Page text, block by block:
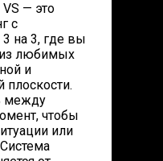
— это
с
на 3, где вы
из любимых
и
плоскости.
между
чтобы
или